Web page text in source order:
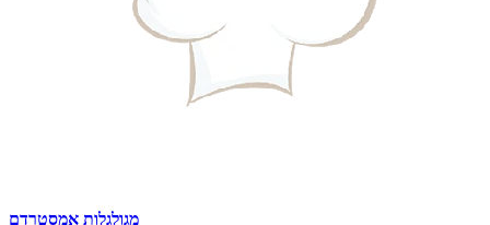
מגולגלות אמסטרדם